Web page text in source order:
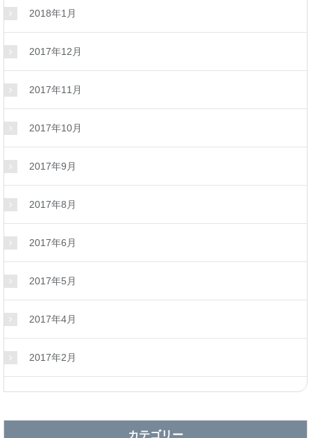
2018年1月
2017年12月
2017年11月
2017年10月
2017年9月
2017年8月
2017年6月
2017年5月
2017年4月
2017年2月
カテゴリー